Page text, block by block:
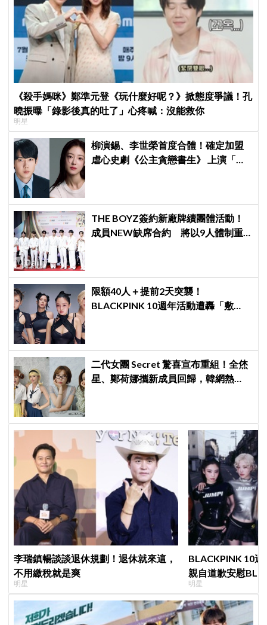
《殺手媽咪》鄭準元登《玩什麼好呢？》掀態度爭議！孔
曉振曝「錄影後真的吐了」心疼喊：沒能救你
明星
柳演錫、李世榮首度合體！確定加盟
虐心史劇《公主貪戀書生》 上演「朝
THE BOYZ簽約新廠牌續團體活動！
成員NEW缺席合約 將以9人體制重
限額40人＋提前2天突襲！
BLACKPINK 10週年活動遭轟「敷
二代女團 Secret 驚喜宣布重組！全烋
星、鄭荷娜攜新成員回歸，韓網熱
李瑞鎮暢談談退休規劃！退休就來這，
不用繳稅就是爽
明星
BLACKPINK 10
親自道歉安慰
直呼：「看了心
明星